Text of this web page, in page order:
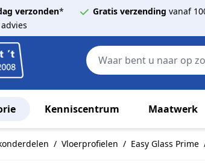
verzonden* Gratis verzending vanaf
advies
Kenniscentrum Maatwerk
/ Vloerprofielen / Easy Glass Prime